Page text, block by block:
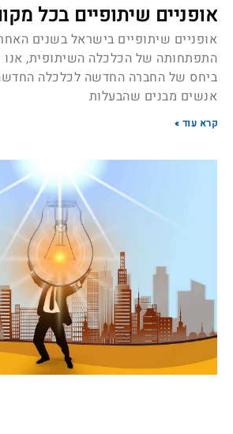
אופניים שיתופיים בכל
אופניים שיתופיים בישראל בשנים
התפתחותה של הכלכלה השיתופית, אנו
ביחס של החברה החדשה לכלכלה
אנשים מבנים שהבעלות
קרא עוד »